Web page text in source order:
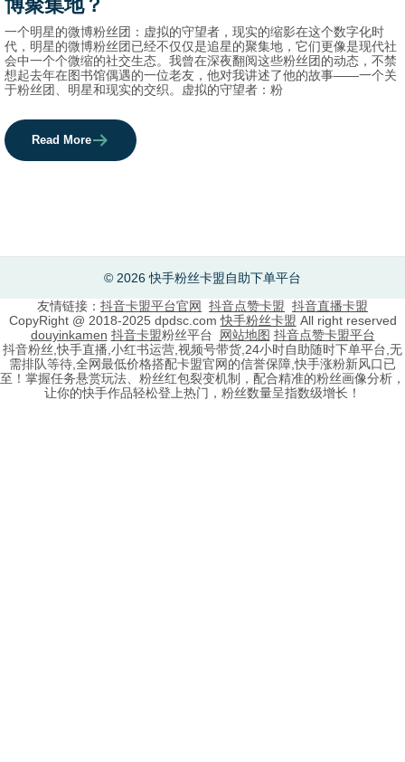
博聚集地？
一个明星的微博粉丝团：虚拟的守望者，现实的缩影在这个数字化时
代，明星的微博粉丝团已经不仅仅是追星的聚集地，它们更像是现代社
会中一个个微缩的社交生态。我曾在深夜翻阅这些粉丝团的动态，不禁
想起去年在图书馆偶遇的一位老友，他对我讲述了他的故事——一个关
于粉丝团、明星和现实的交织。虚拟的守望者：粉
Read More
© 2026 快手粉丝卡盟自助下单平台
友情链接： 抖音卡盟平台官网 抖音点赞卡盟 抖音直播卡盟
CopyRight @ 2018-2025 dpdsc.com快手粉丝卡盟 All right reserved
douyinkamen 抖音卡盟粉丝平台 网站地图 抖音点赞卡盟平台
抖音粉丝,快手直播,小红书运营,视频号带货,24小时自助随时下单平台,无
需排队等待,全网最低价格搭配卡盟官网的信誉保障,快手涨粉新风口已
至！掌握任务悬赏玩法、粉丝红包裂变机制，配合精准的粉丝画像分析，
让你的快手作品轻松登上热门，粉丝数量呈指数级增长！